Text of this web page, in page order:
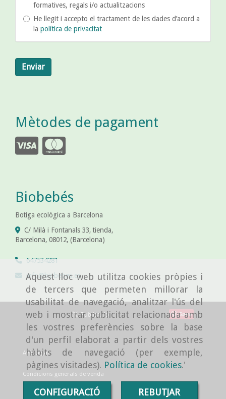
Aquest lloc web utilitza cookies pròpies i
de tercers que permeten millorar la
usabilitat de navegació, analitzar l'ús del
web i mostrar publicitat relacionada amb
les vostres preferències sobre la base
d'un perfil elaborat a partir dels vostres
hàbits de navegació (per exemple,
pàgines visitades). Política de cookies.'
CONFIGURACIÓ REBUTJAR
formatives, regals i/o actualitzacions
He llegit i accepto el tractament de les dades d’acord a
la política de privacitat
Enviar
Mètodes de pagament
Biobebés
Botiga ecològica a Barcelona
C/ Milà i Fontanals 33, tienda,
Barcelona, 08012, (Barcelona)
647534281
info
biobebes.es
Save
Avís Legal
Condicions generals de venda
Política de cookies